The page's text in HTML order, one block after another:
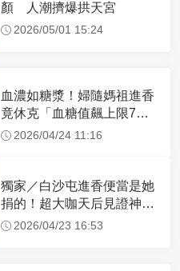
顏 人潮擠爆拱天宮
2026/05/01 15:24
血濃如糖漿！婦隨媽祖進香
竟休克「血糖值飆上限7
倍」 醫曝原因
2026/04/24 11:16
獨家／白沙屯進香便當是她
捐的！超大咖天后見證神
蹟 一靠近媽祖就爆哭
2026/04/23 16:53